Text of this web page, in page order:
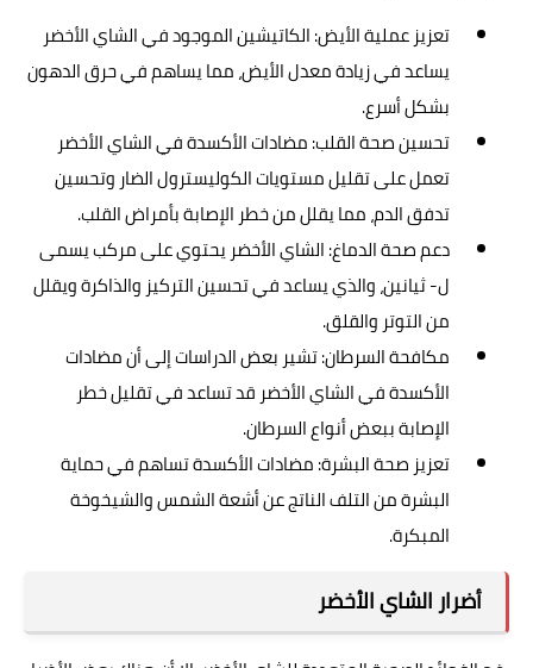
تعزيز عملية الأيض: الكاتيشين الموجود في الشاي الأخضر
يساعد في زيادة معدل الأيض، مما يساهم في حرق الدهون
بشكل أسرع.
تحسين صحة القلب: مضادات الأكسدة في الشاي الأخضر
تعمل على تقليل مستويات الكوليسترول الضار وتحسين
تدفق الدم، مما يقلل من خطر الإصابة بأمراض القلب.
دعم صحة الدماغ: الشاي الأخضر يحتوي على مركب يسمى
ل- ثيانين، والذي يساعد في تحسين التركيز والذاكرة ويقلل
من التوتر والقلق.
مكافحة السرطان: تشير بعض الدراسات إلى أن مضادات
الأكسدة في الشاي الأخضر قد تساعد في تقليل خطر
الإصابة ببعض أنواع السرطان.
تعزيز صحة البشرة: مضادات الأكسدة تساهم في حماية
البشرة من التلف الناتج عن أشعة الشمس والشيخوخة
المبكرة.
أضرار الشاي الأخضر